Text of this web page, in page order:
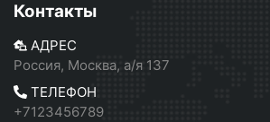
Контакты
АДРЕС
Россия, Москва, а/я 137
ТЕЛЕФОН
+7123456789